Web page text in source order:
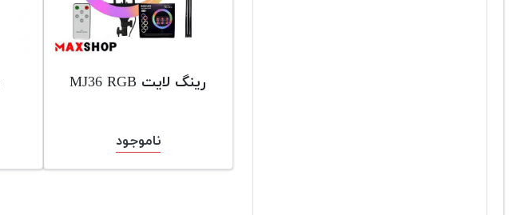
رینگ لایت MJ36 RGB
ناموجود